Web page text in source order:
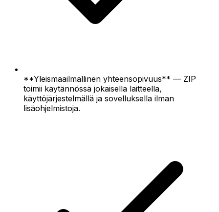
**Yleismaailmallinen yhteensopivuus** — ZIP
toimii käytännössä jokaisella laitteella,
käyttöjärjestelmällä ja sovelluksella ilman
lisäohjelmistoja.